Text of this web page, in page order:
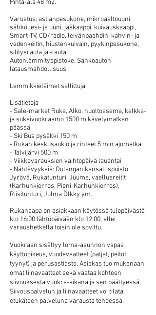
Pinta-ala 48 m2.
Varustus: astianpesukone, mikroaaltouuni,
sähköliesi- ja uuni, jääkaappi, kuivauskaappi,
Smart-TV, CD/radio, leivänpaahdin, kahvin- ja
vedenkeitin, hiustenkuivain, pyykinpesukone,
silitysrauta ja -lauta.
Autonlämmityspistoke. Sähköauton
latausmahdollisuus.
Lemmikkieläimet sallittuja.
Lisätietoja
- Sale-market Ruka, Alko, huoltoasema, kelkka-
ja suksivuokraamo 1500 m kävelymatkan
päässä
- Ski Bus pysäkki 150 m
- Rukan keskusaukio ja rinteet 5 min ajomatka
- Talvijärvi 500 m
- Viikkovarauksien vaihtopäivä lauantai
- Nähtävyyksiä: Oulangan kansallispuisto,
Jyrävä, Rukatunturi, Juuma, vaellusreitit
(Karhunkierros, Pieni-Karhunkierros),
Riisitunturi, Julma Ölkky ym.
Rukanaapa on asiakkaan käytössä tulopäivästä
klo 16:00 lähtöpäivään klo 12:00, ellei
varaushetkellä toisin ole sovittu.
Vuokraan sisältyy loma-asunnon vapaa
käyttöoikeus, vuodevaatteet (patjat, peitot,
tyynyt) ja perusastiasto. Asiakas tuo mukanaan
omat liinavaatteet sekä vastaa kohteen
siivouksesta vuokra-aikana ja sen päättyessä.
Siivouspalvelun ja liinavaatteet voi tilata
etukäteen palveluna varausta tehdessä.